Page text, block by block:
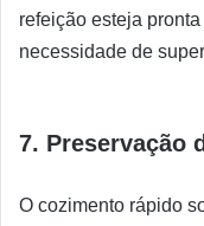
refeição esteja
necessidade de
7. Preservação
O cozimento rápido